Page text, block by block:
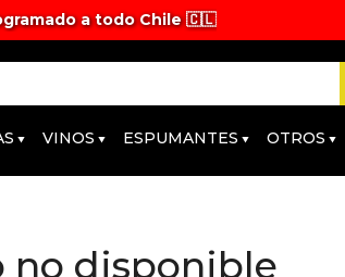
a todo Chile 🇨🇱
VINOS ESPUMANTES OTROS
no disponible